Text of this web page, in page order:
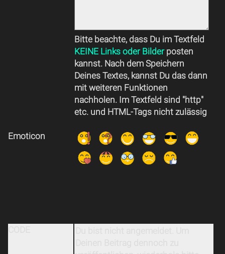
Bitte beachte, dass Du im Textfeld
KEINE Links oder Bilderposten
kannst. Nach dem Speichern
Deines Textes, kannst Du das dann
mit weiteren Funktionen
nachholen. Im Textfeld sind "http"
etc. und HTML-Tags nicht zulässig
Emoticon